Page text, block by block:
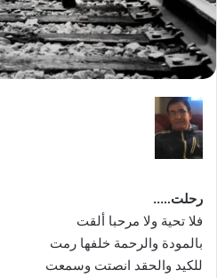
رحلت…..
فلا تحية ولا مرحبا ألقت
بالمودة والرحمة خلفها رمت
للكيد والحقد انصتت وسمعت